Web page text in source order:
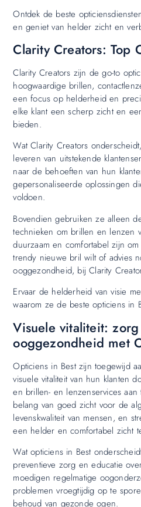
Ontdek de beste
en geniet van helder zicht en
Clarity Creators: Top
Clarity Creators zijn de go-to
hoogwaardige brillen,
een focus op helderheid en
elke klant een scherp zicht en
bieden.
Wat Clarity Creators
leveren van uitstekende
naar de behoeften van hun
gepersonaliseerde oplossingen
voldoen.
Bovendien gebruiken ze alleen
technieken om brillen en lenzen
duurzaam en comfortabel zijn
trendy nieuwe bril wilt of advies
ooggezondheid, bij Clarity
Ervaar de helderheid van visie
waarom ze de beste opticiens in
Visuele vitaliteit:
ooggezondheid met
Opticiens in Best zijn toegewijd
visuele vitaliteit van hun klanten
en brillen- en lenzenservices
belang van goed zicht voor de
levenskwaliteit van mensen, en
een helder en comfortabel zicht
Wat opticiens in Best
preventieve zorg en educatie
moedigen regelmatige
problemen vroegtijdig op te
behoud van gezonde ogen.